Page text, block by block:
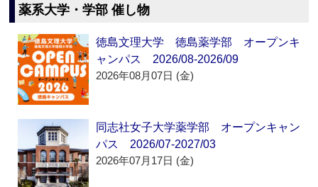
薬系大学・学部 催し物
徳島文理大学 徳島薬学部 オープンキ
ャンパス 2026/08-2026/09
2026年08月07日 (金)
同志社女子大学薬学部 オープンキャン
パス 2026/07-2027/03
2026年07月17日 (金)